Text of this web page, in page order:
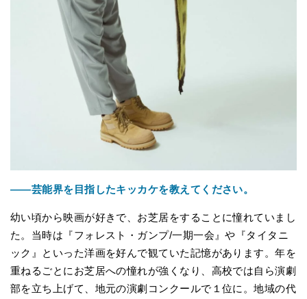
――芸能界を目指したキッカケを教えてください。
幼い頃から映画が好きで、お芝居をすることに憧れていまし
た。当時は『フォレスト・ガンプ/一期一会』や『タイタニ
ック』といった洋画を好んで観ていた記憶があります。年を
重ねるごとにお芝居への憧れが強くなり、高校では自ら演劇
部を立ち上げて、地元の演劇コンクールで１位に。地域の代